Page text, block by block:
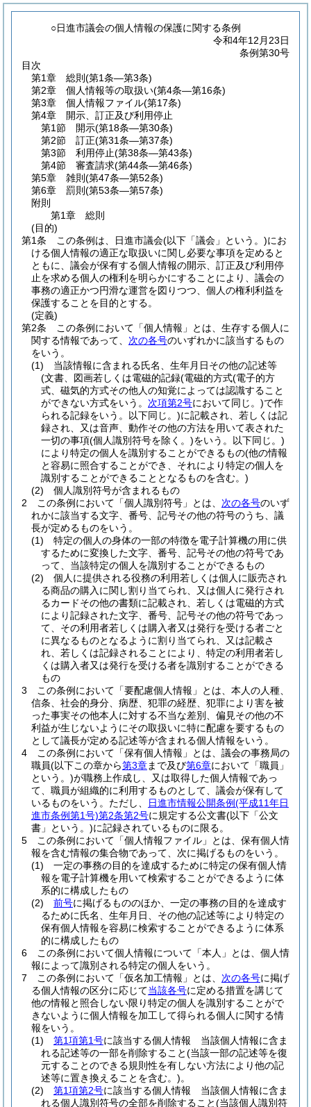
○日進市議会の個人情報の保護に関する条例
令和4年12月23日
条例第30号
目次
第1章
総則 (第1条―第3条)
第2章
個人情報等の取扱い(第4条―第16条)
第3章
個人情報ファイル(第17条)
第4章
開示、訂正及び利用停止
第1節
開示(第18条―第30条)
第2節
訂正(第31条―第37条)
第3節
利用停止(第38条―第43条)
第4節
審査請求(第44条―第46条)
第5章
雑則 (第47条―第52条)
第6章
罰則 (第53条―第57条)
附則
第1章
総則
(目的)
第1条
この条例は、日進市議会(以下「議会」という。)にお
ける個人情報の適正な取扱いに関し必要な事項を定めると
ともに、議会が保有する個人情報の開示、訂正及び利用停
止を求める個人の権利を明らかにすることにより、議会の
事務の適正かつ円滑な運営を図りつつ、個人の権利利益を
保護することを目的とする。
(定義)
第2条
この条例において「個人情報」とは、生存する個人に
関する情報であって、 次の各号のいずれかに該当するもの
をいう。
(1)
当該情報に含まれる氏名、生年月日その他の記述等
(文書、図画若しくは電磁的記録(電磁的方式(電子的方
式、磁気的方式その他人の知覚によっては認識すること
ができない方式をいう。 次項第2号において同じ。)で作
られる記録をいう。以下同じ。)に記載され、若しくは記
録され、又は音声、動作その他の方法を用いて表された
一切の事項(個人識別符号を除く。)をいう。以下同じ。)
により特定の個人を識別することができるもの(他の情報
と容易に照合することができ、それにより特定の個人を
識別することができることとなるものを含む。)
(2)
個人識別符号が含まれるもの
2
この条例において「個人識別符号」とは、 次の各号のいず
れかに該当する文字、番号、記号その他の符号のうち、議
長が定めるものをいう。
(1)
特定の個人の身体の一部の特徴を電子計算機の用に供
するために変換した文字、番号、記号その他の符号であ
って、当該特定の個人を識別することができるもの
(2)
個人に提供される役務の利用若しくは個人に販売され
る商品の購入に関し割り当てられ、又は個人に発行され
るカードその他の書類に記載され、若しくは電磁的方式
により記録された文字、番号、記号その他の符号であっ
て、その利用者若しくは購入者又は発行を受ける者ごと
に異なるものとなるように割り当てられ、又は記載さ
れ、若しくは記録されることにより、特定の利用者若し
くは購入者又は発行を受ける者を識別することができる
もの
3
この条例において「要配慮個人情報」とは、本人の人種、
信条、社会的身分、病歴、犯罪の経歴、犯罪により害を被
った事実その他本人に対する不当な差別、偏見その他の不
利益が生じないようにその取扱いに特に配慮を要するもの
として議長が定める記述等が含まれる個人情報をいう。
4
この条例において「保有個人情報」とは、議会の事務局の
職員(以下この章から第3章まで及び第6章において「職員」
という。)が職務上作成し、又は取得した個人情報であっ
て、職員が組織的に利用するものとして、議会が保有して
いるものをいう。 ただし、 日進市情報公開条例(平成11年日
進市条例第1号)第2条第2号に規定する公文書(以下「公文
書」という。)に記録されているものに限る。
5
この条例において「個人情報ファイル」とは、保有個人情
報を含む情報の集合物であって、次に掲げるものをいう。
(1)
一定の事務の目的を達成するために特定の保有個人情
報を電子計算機を用いて検索することができるように体
系的に構成したもの
(2)
前号に掲げるもののほか、一定の事務の目的を達成す
るために氏名、生年月日、その他の記述等により特定の
保有個人情報を容易に検索することができるように体系
的に構成したもの
6
この条例において個人情報について「本人」とは、個人情
報によって識別される特定の個人をいう。
7
この条例において「仮名加工情報」とは、 次の各号に掲げ
る個人情報の区分に応じて当該各号に定める措置を講じて
他の情報と照合しない限り特定の個人を識別することがで
きないように個人情報を加工して得られる個人に関する情
報をいう。
(1)
第1項第1号に該当する個人情報 当該個人情報に含ま
れる記述等の一部を削除すること(当該一部の記述等を復
元することのできる規則性を有しない方法により他の記
述等に置き換えることを含む。)。
(2)
第1項第2号に該当する個人情報 当該個人情報に含ま
れる個人識別符号の全部を削除すること(当該個人識別符